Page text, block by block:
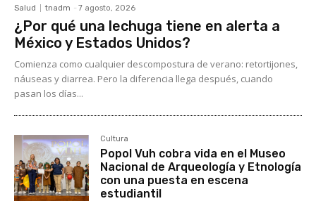
Salud tnadm - 7 agosto, 2026
¿Por qué una lechuga tiene en alerta a
México y Estados Unidos?
Comienza como cualquier descompostura de verano: retortijones,
náuseas y diarrea. Pero la diferencia llega después, cuando
pasan los días...
Cultura
Popol Vuh cobra vida en el Museo
Nacional de Arqueología y Etnología
con una puesta en escena
estudiantil